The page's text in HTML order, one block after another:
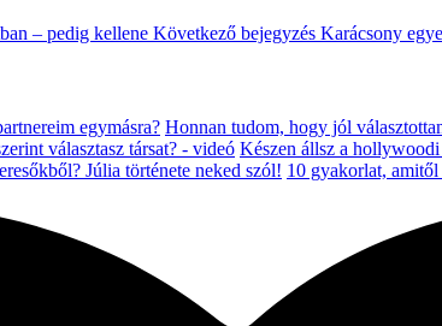
– pedig kellene Következő bejegyzés Karácsony
egymásra? Honnan tudom, hogy jól
választasz társat? - videó Készen állsz a hollywoodi
Júlia története neked szól! 10 gyakorlat,